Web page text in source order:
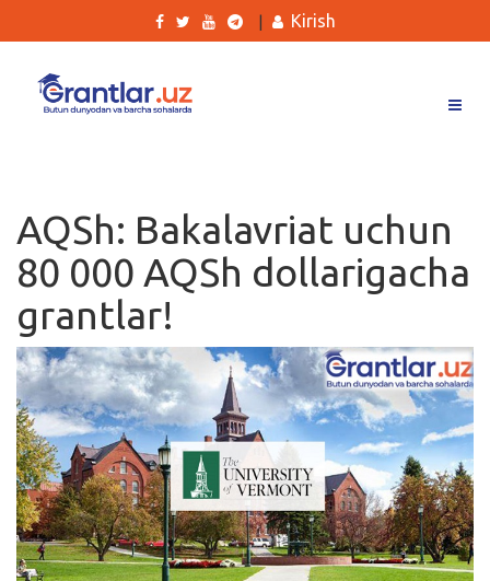
Ishlar
Kurslar
Blog
Yana
Qidirish
Kirish
Kirish
AQSh: Bakalavriat uchun
80 000 AQSh dollarigacha
grantlar!